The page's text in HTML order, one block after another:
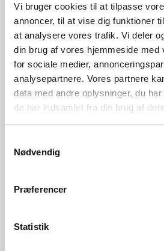
Vi bruger cookies til at tilpasse
annoncer, til at vise dig funktioner
at analysere vores trafik. Vi deler
din brug af vores hjemmeside med
for sociale medier,
analysepartnere. Vores partnere
data med andre oplysninger, du
de har indsamlet fra din brug af
Nødvendig
Præferencer
Statistik
Luminosité de l’éclairage (Lumen)
350.0
Protection IP
IP54
Zone
Extérieur
Matière première
Métal